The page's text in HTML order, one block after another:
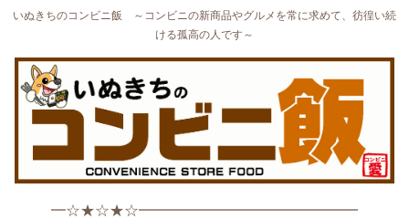
いぬきちのコンビニ飯 ～コンビニの新商品やグルメを常に求めて、彷徨い続
ける孤高の人です～
━☆★☆★☆━━━━━━━━━━━━━━━